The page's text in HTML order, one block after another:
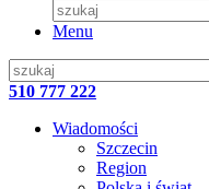
Menu
510 777 222
Wiadomości
Szczecin
Region